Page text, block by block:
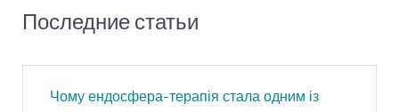
Последние статьи
Чому ендосфера-терапія стала одним із